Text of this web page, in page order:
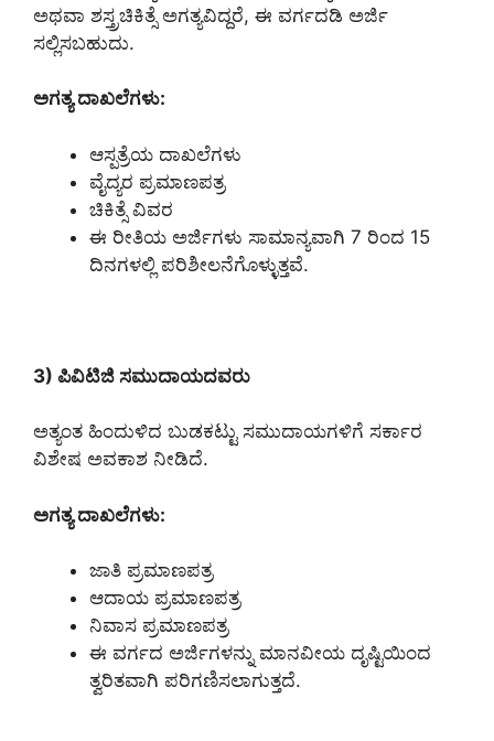
ಅಥವಾ ಶಸ್ತ್ರಚಿಕಿತ್ಸೆ ಅಗತ್ಯವಿದ್ದರೆ, ಈ ವರ್ಗದಡಿ ಅರ್ಜಿ
ಸಲ್ಲಿಸಬಹುದು.
ಅಗತ್ಯ ದಾಖಲೆಗಳು:
ಆಸ್ಪತ್ರೆಯ ದಾಖಲೆಗಳು
ವೈದ್ಯರ ಪ್ರಮಾಣಪತ್ರ
ಚಿಕಿತ್ಸೆ ವಿವರ
ಈ ರೀತಿಯ ಅರ್ಜಿಗಳು ಸಾಮಾನ್ಯವಾಗಿ 7 ರಿಂದ 15
ದಿನಗಳಲ್ಲಿ ಪರಿಶೀಲನೆಗೊಳ್ಳುತ್ತವೆ.
3) ಪಿವಿಟಿಜಿ ಸಮುದಾಯದವರು
ಅತ್ಯಂತ ಹಿಂದುಳಿದ ಬುಡಕಟ್ಟು ಸಮುದಾಯಗಳಿಗೆ ಸರ್ಕಾರ
ವಿಶೇಷ ಅವಕಾಶ ನೀಡಿದೆ.
ಅಗತ್ಯ ದಾಖಲೆಗಳು:
ಜಾತಿ ಪ್ರಮಾಣಪತ್ರ
ಆದಾಯ ಪ್ರಮಾಣಪತ್ರ
ನಿವಾಸ ಪ್ರಮಾಣಪತ್ರ
ಈ ವರ್ಗದ ಅರ್ಜಿಗಳನ್ನು ಮಾನವೀಯ ದೃಷ್ಟಿಯಿಂದ
ತ್ವರಿತವಾಗಿ ಪರಿಗಣಿಸಲಾಗುತ್ತದೆ.